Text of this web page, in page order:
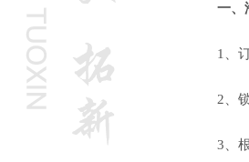
一、
1、
2、
3、